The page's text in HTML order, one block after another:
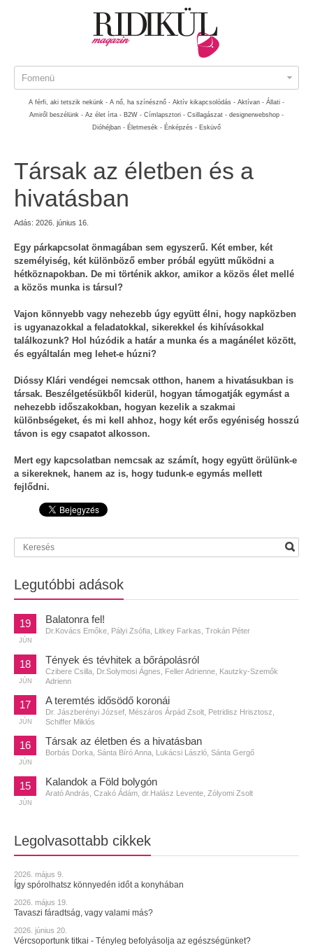
Fomenü
A férfi, aki tetszik nekünk - A nő, ha színésznő - Aktív kikapcsolódás - Aktívan - Állati -
Amiről beszélünk - Az élet írta - B2W - Címlapsztori - Csillagászat - designerwebshop -
Dióhéjban - Életmesék - Énképzés - Esküvő
Társak az életben és a
hivatásban
Adás: 2026. június 16.
Egy párkapcsolat önmagában sem egyszerű. Két ember, két
személyiség, két különböző ember próbál együtt működni a
hétköznapokban. De mi történik akkor, amikor a közös élet mellé
a közös munka is társul?
Vajon könnyebb vagy nehezebb úgy együtt élni, hogy napközben
is ugyanazokkal a feladatokkal, sikerekkel és kihívásokkal
találkozunk? Hol húzódik a határ a munka és a magánélet között,
és egyáltalán meg lehet-e húzni?
Dióssy Klári vendégei nemcsak otthon, hanem a hivatásukban is
társak. Beszélgetésükből kiderül, hogyan támogatják egymást a
nehezebb időszakokban, hogyan kezelik a szakmai
különbségeket, és mi kell ahhoz, hogy két erős egyéniség hosszú
távon is egy csapatot alkosson.
Mert egy kapcsolatban nemcsak az számít, hogy együtt örülünk-e
a sikereknek, hanem az is, hogy tudunk-e egymás mellett
fejlődni.
Legutóbbi adások
19
JÚN
Balatonra fel!
Dr.Kovács Emőke, Pályi Zsófia, Litkey Farkas, Trokán Péter
18
JÚN
Tények és tévhitek a bőrápolásról
Czibere Csilla, Dr.Solymosi Ágnes, Feller Adrienne, Kautzky-Szemők
Adrienn
17
JÚN
A teremtés idősödő koronái
Dr. Jászberényi József, Mészáros Árpád Zsolt, Petridisz Hrisztosz,
Schiffer Miklós
16
JÚN
Társak az életben és a hivatásban
Borbás Dorka, Sánta Bíró Anna, Lukácsi László, Sánta Gergő
15
JÚN
Kalandok a Föld bolygón
Arató András, Czakó Ádám, dr.Halász Levente, Zólyomi Zsolt
Legolvasottabb cikkek
2026. május 9.
Így spórolhatsz könnyedén időt a konyhában
2026. május 19.
Tavaszi fáradtság, vagy valami más?
2026. június 20.
Vércsoportunk titkai - Tényleg befolyásolja az egészségünket?